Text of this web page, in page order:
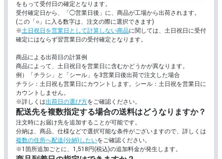
普通再生紙(上質)
古紙を一部使用し環境に配慮した普通紙で
常の普通紙よりややくすんだ色合いになり
竹はだGA
竹の内側のようなやや黄みがかった紙です
感は低く素朴な仕上がりになります。
色上質紙(レモン) 上質紙をベースに着色した紙です。
色上質紙(アイボリー)
色上質紙(クリーム) 上質紙をベースに着色した紙です。
色上質紙(オレンジ) 上質紙をベースに着色した紙です。
をもって受付日の確定となります。
受付確定日から、「◯営業日後」に、商品が工場から出荷されます。
(この「○」に入る数字は、注文の際に選択できます)
※土日祝日を営業日として計算しない商品に関しては、土日祝日に受付
確定にはならず翌営業日の受付確定となります。
商品による出荷日の計算例
商品によって、土日祝日を営業日に含むかどうかが異なります。
例）「チラシ」と「シール」を3営業日後出荷で注文した場合
チラシ：土日祝も営業日にカウントします。シール：土日祝を営業日に
カウントしません。
※詳しくは出荷日の選び方をご確認ください。
配送先を複数指定する場合の送料はどうなりますか？
注文時にお届け先を追加することが可能です。
分納は、商品、仕様などで選択可能な条件がございますので、詳しくは
複数の住所へ配送(分納)したいをご確認ください。
※1箇所追加ごとに、1,518円(税込)の追加料金が発生します。